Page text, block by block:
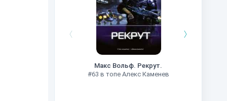
Макс Вольф. Рекрут.
#63 в топе Алекс Каменев